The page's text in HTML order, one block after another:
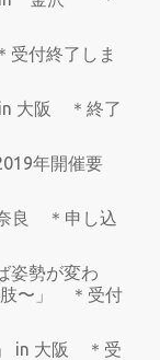
付終了しま
大阪 ＊終了
年開催要
良 ＊申し込
姿勢が変わ
肢〜」 ＊受付
in 大阪 ＊受